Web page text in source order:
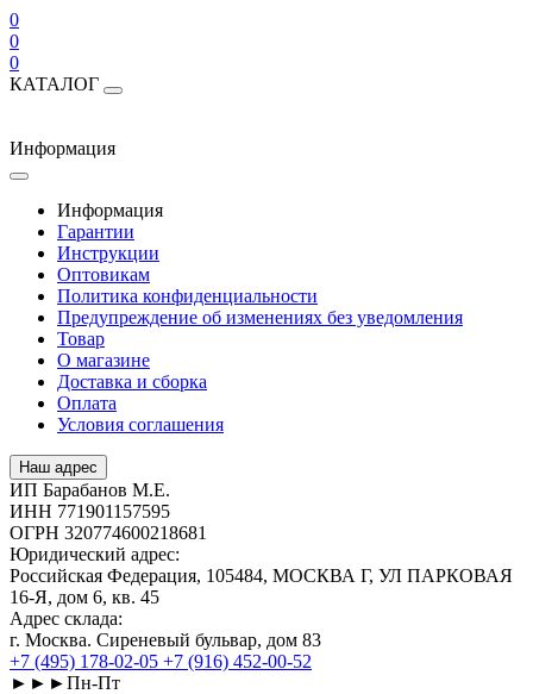
0
0
0
КАТАЛОГ
Информация
Информация
Гарантии
Инструкции
Оптовикам
Политика конфиденциальности
Предупреждение об изменениях без уведомления
Товар
О магазине
Доставка и сборка
Оплата
Условия соглашения
Наш адрес
ИП Барабанов М.Е.
ИНН 771901157595
ОГРН 320774600218681
Юридический адрес:
Российская Федерация, 105484, МОСКВА Г, УЛ ПАРКОВАЯ
16-Я, дом 6, кв. 45
Адрес склада:
г. Москва. Сиреневый бульвар, дом 83
+7 (495) 178-02-05 +7 (916) 452-00-52
►►►Пн-Пт